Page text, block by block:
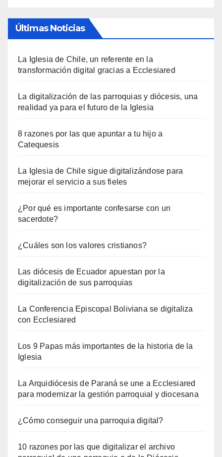
Últimas Noticias
La Iglesia de Chile, un referente en la
transformación digital gracias a Ecclesiared
La digitalización de las parroquias y diócesis, una
realidad ya para el futuro de la Iglesia
8 razones por las que apuntar a tu hijo a
Catequesis
La Iglesia de Chile sigue digitalizándose para
mejorar el servicio a sus fieles
¿Por qué es importante confesarse con un
sacerdote?
¿Cuáles son los valores cristianos?
Las diócesis de Ecuador apuestan por la
digitalización de sus parroquias
La Conferencia Episcopal Boliviana se digitaliza
con Ecclesiared
Los 9 Papas más importantes de la historia de la
Iglesia
La Arquidiócesis de Paraná se une a Ecclesiared
para modernizar la gestión parroquial y diocesana
¿Cómo conseguir una parroquia digital?
10 razones por las que digitalizar el archivo